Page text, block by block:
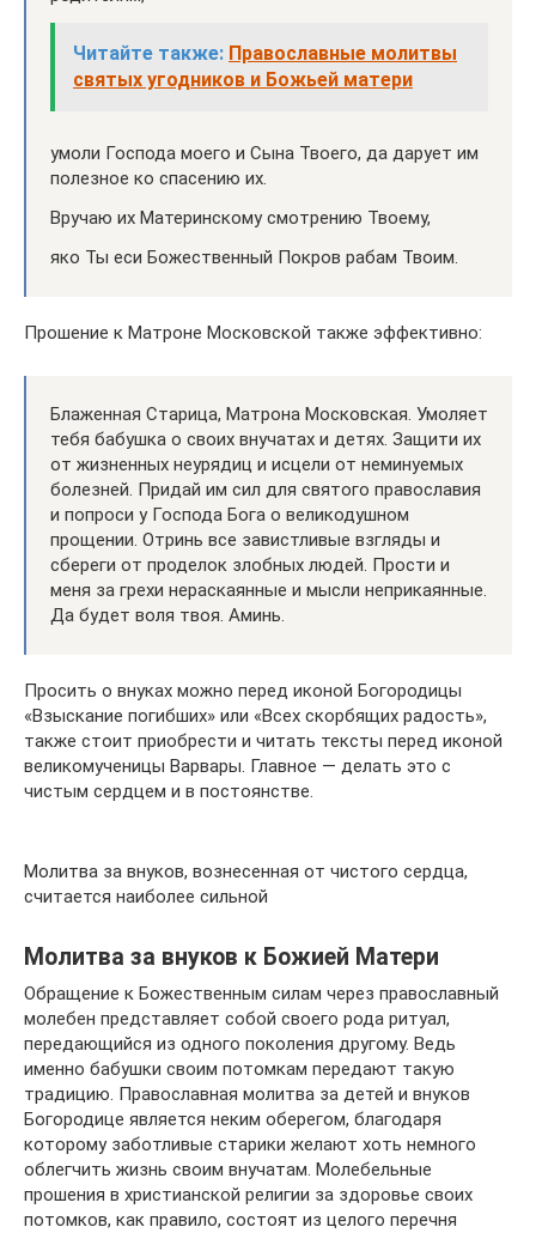
Читайте также: Православные молитвы
святых угодников и Божьей матери
умоли Господа моего и Сына Твоего, да дарует им
полезное ко спасению их.
Вручаю их Материнскому смотрению Твоему,
яко Ты еси Божественный Покров рабам Твоим.
Прошение к Матроне Московской также эффективно:
Блаженная Старица, Матрона Московская. Умоляет
тебя бабушка о своих внучатах и детях. Защити их
от жизненных неурядиц и исцели от неминуемых
болезней. Придай им сил для святого православия
и попроси у Господа Бога о великодушном
прощении. Отринь все завистливые взгляды и
сбереги от проделок злобных людей. Прости и
меня за грехи нераскаянные и мысли неприкаянные.
Да будет воля твоя. Аминь.
Просить о внуках можно перед иконой Богородицы
«Взыскание погибших» или «Всех скорбящих радость»,
также стоит приобрести и читать тексты перед иконой
великомученицы Варвары. Главное — делать это с
чистым сердцем и в постоянстве.
Молитва за внуков, вознесенная от чистого сердца,
считается наиболее сильной
Молитва за внуков к Божией Матери
Обращение к Божественным силам через православный
молебен представляет собой своего рода ритуал,
передающийся из одного поколения другому. Ведь
именно бабушки своим потомкам передают такую
традицию. Православная молитва за детей и внуков
Богородице является неким оберегом, благодаря
которому заботливые старики желают хоть немного
облегчить жизнь своим внучатам. Молебельные
прошения в христианской религии за здоровье своих
потомков, как правило, состоят из целого перечня